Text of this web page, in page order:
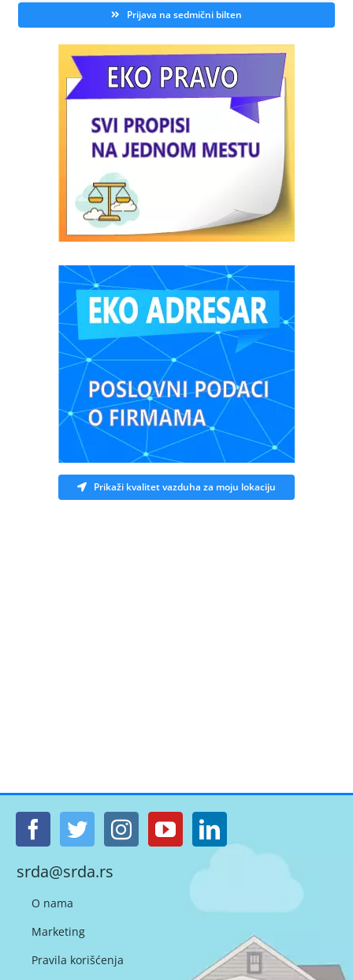
Prijava na sedmični bilten
Prikaži kvalitet vazduha za moju lokaciju
srda@srda.rs
O nama
Marketing
Pravila korišćenja